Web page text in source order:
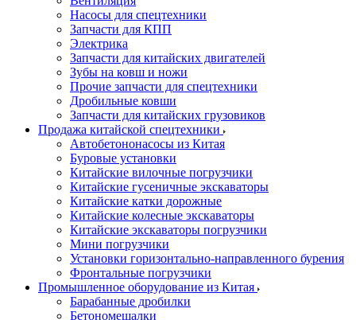
Насосы для спецтехники
Запчасти для КПП
Электрика
Запчасти для китайских двигателей
Зубы на ковш и ножи
Прочие запчасти для спецтехники
Дробильные ковши
Запчасти для китайских грузовиков
Продажа китайской спецтехники
Автобетононасосы из Китая
Буровые установки
Китайские вилочные погрузчики
Китайские гусеничные экскаваторы
Китайские катки дорожные
Китайские колесные экскаваторы
Китайские экскаваторы погрузчики
Мини погрузчики
Установки горизонтально-направленного бурения
Фронтальные погрузчики
Промышленное оборудование из Китая
Барабанные дробилки
Бетономешалки